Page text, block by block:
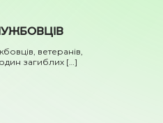
ветеранів,
загиблих […]